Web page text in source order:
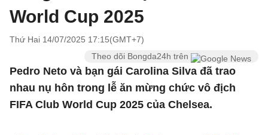
World Cup 2025
Thứ Hai 14/07/2025 17:15(GMT+7)
Theo dõi Bongda24h trên
Pedro Neto và bạn gái Carolina Silva đã trao
nhau nụ hôn trong lễ ăn mừng chức vô địch
FIFA Club World Cup 2025 của Chelsea.